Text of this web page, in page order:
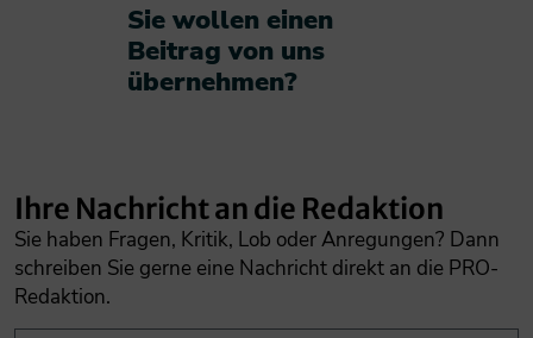
Sie wollen einen
Beitrag von uns
übernehmen?​
Ihre Nachricht an die Redaktion
Sie haben Fragen, Kritik, Lob oder Anregungen? Dann
schreiben Sie gerne eine Nachricht direkt an die PRO-
Redaktion.